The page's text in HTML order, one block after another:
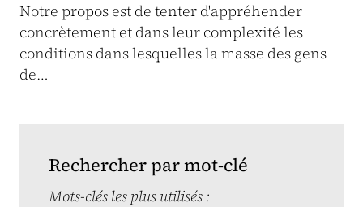
Notre propos est de tenter d'appréhender
concrètement et dans leur complexité les
conditions dans lesquelles la masse des gens
de…
Rechercher par mot-clé
Mots-clés les plus utilisés :